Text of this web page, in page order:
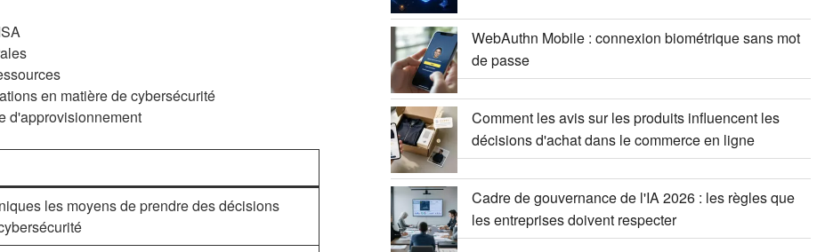
en matière de cybersécurité
d'approvisionnement
les moyens de prendre des décisions
WebAuthn Mobile : connexion biométrique sans mot
de passe
Comment les avis sur les produits influencent les
décisions d'achat dans le commerce en ligne
Cadre de gouvernance de l'IA 2026 : les règles que
les entreprises doivent respecter